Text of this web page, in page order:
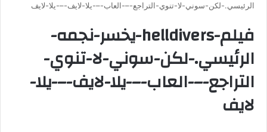
الرئيسي.-لكن-سوني-لا-تنوي-التراجع-–-العاب-–-يلا-لايف-–-يلا-لايف
فيلم-helldivers-يخسر-نجمه-
الرئيسي.-لكن-سوني-لا-تنوي-
التراجع-–-العاب-–-يلا-لايف-–-يلا-
لايف